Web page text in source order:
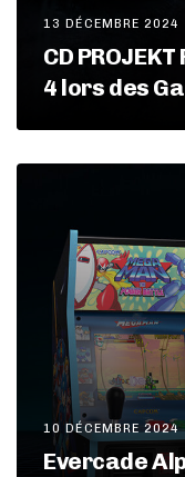
13 DÉCEMBRE
CD
4 lors des
10 DÉCEMBRE
Evercade